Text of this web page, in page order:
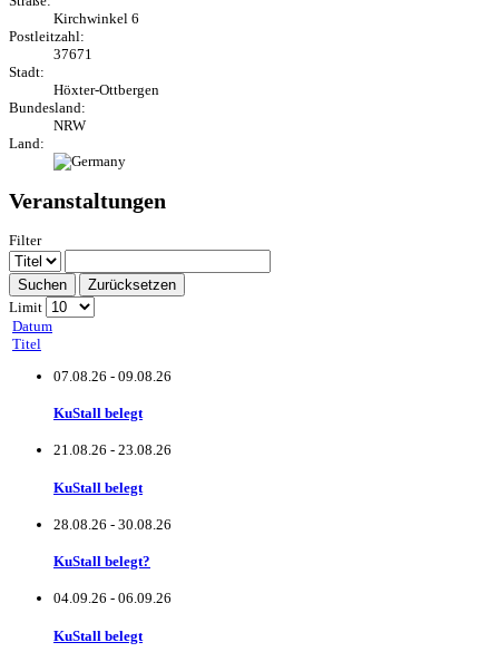
Kirchwinkel 6
Postleitzahl:
37671
Stadt:
Höxter-Ottbergen
Bundesland:
NRW
Land:
Veranstaltungen
Filter
Suchen
Zurücksetzen
Limit
Datum
Titel
07.08.26 - 09.08.26
KuStall belegt
21.08.26 - 23.08.26
KuStall belegt
28.08.26 - 30.08.26
KuStall belegt?
04.09.26 - 06.09.26
KuStall belegt